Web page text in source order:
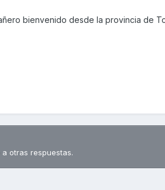
bienvenido desde la provincia de
otras respuestas.